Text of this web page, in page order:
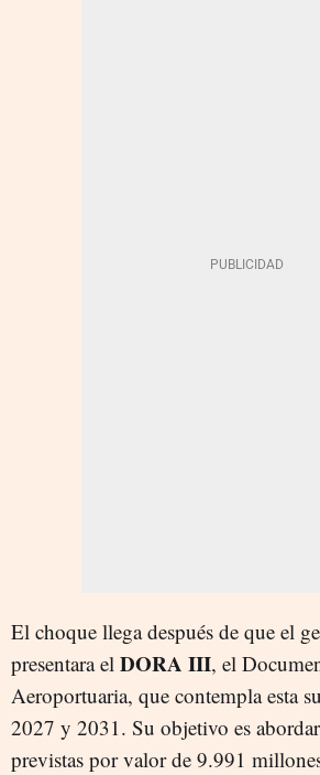
El choque llega después de que el
presentara el DORA III, el
Aeroportuaria, que contempla esta
2027 y 2031. Su objetivo es
previstas por valor de 9.991